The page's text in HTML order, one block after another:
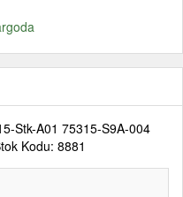
Stk-A01 75315-S9A-004
Kodu: 8881